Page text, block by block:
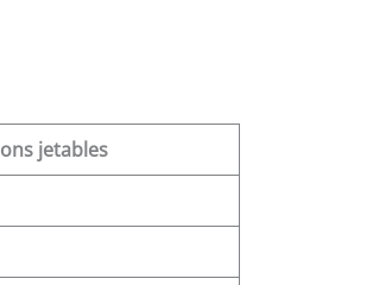
jetables